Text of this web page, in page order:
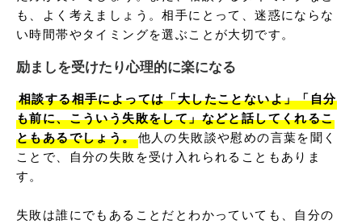
も、よく考えましょう。相手にとって、迷惑にならな
い時間帯やタイミングを選ぶことが大切です。
励ましを受けたり心理的に楽になる
相談する相手によっては「大したことないよ」「自分
も前に、こういう失敗をして」などと話してくれるこ
ともあるでしょう。他人の失敗談や慰めの言葉を聞く
ことで、自分の失敗を受け入れられることもありま
す。
失敗は誰にでもあることだとわかっていても、自分の